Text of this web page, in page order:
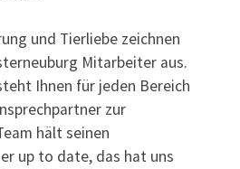
und Tierliebe zeichnen
Mitarbeiter aus.
Ihnen für jeden Bereich
zur
hält seinen
up to date, das hat uns